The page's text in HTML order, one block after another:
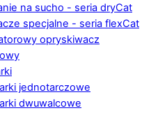
na sucho - seria dryCat
specjalne - seria flexCat
opryskiwacz
jednotarczowe
dwuwalcowe